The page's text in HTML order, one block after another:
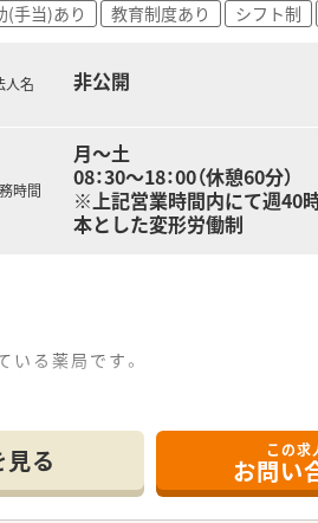
(手当)あり 教育制度あり シフト制
人名 非公開
時間
月～土
08：30～18：00（休憩60分）
※上記営業時間内にて週40
本とした変形労働制
る薬局です。
る この求
お問い